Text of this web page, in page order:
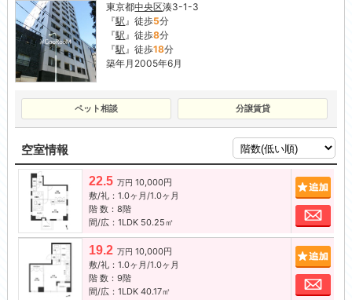
東京都中央区湊3-1-3
『駅』徒歩5分
『駅』徒歩8分
『駅』徒歩18分
築年月2005年6月
ペット相談 分譲賃貸
空室情報
22.5 万円 10,000円
敷/礼：1.0ヶ月/1.0ヶ月
階 数：8階
間/広：1LDK 50.25㎡
お
19.2 万円 10,000円
敷/礼：1.0ヶ月/1.0ヶ月
階 数：9階
間/広：1LDK 40.17㎡
お